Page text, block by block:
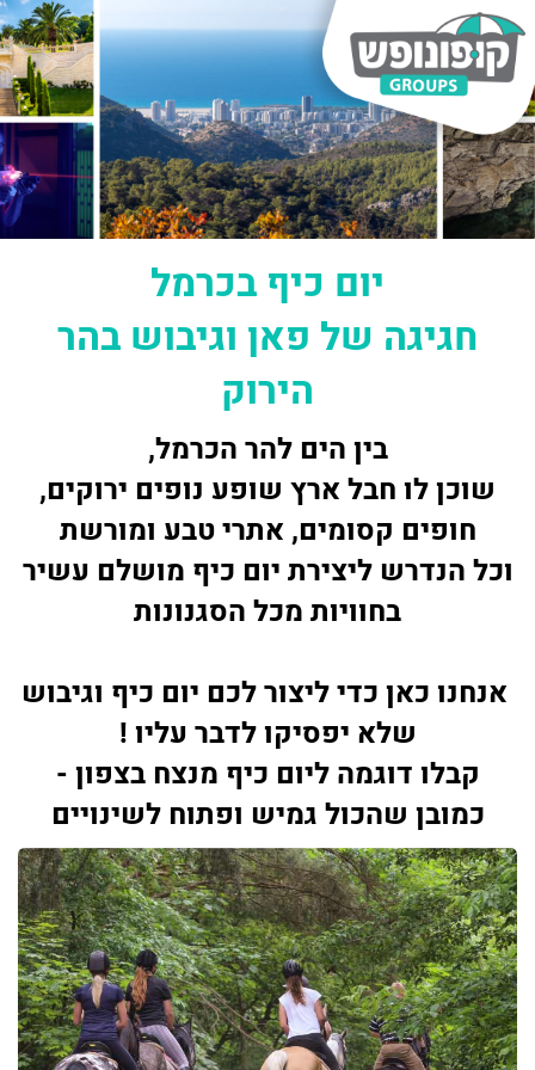
יום כיף בכרמל
חגיגה של פאן וגיבוש בהר
הירוק
בין הים להר הכרמל,
שוכן לו חבל ארץ שופע נופים ירוקים,
חופים קסומים, אתרי טבע ומורשת
וכל הנדרש ליצירת יום כיף מושלם עשיר
בחוויות מכל הסגנונות
אנחנו כאן כדי ליצור לכם יום כיף וגיבוש
שלא יפסיקו לדבר עליו !
קבלו דוגמה ליום כיף מנצח בצפון -
כמובן שהכול גמיש ופתוח לשינויים